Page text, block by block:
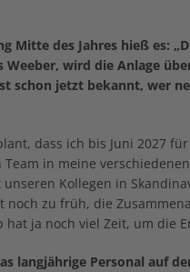
Mitte des Jahres hieß es:
Weeber, wird die Anlage
schon jetzt bekannt, wer
dass ich bis Juni 2027
in meine
Kollegen in
noch zu früh, die
hat ja noch viel Zeit, um die
langjährige Personal auf